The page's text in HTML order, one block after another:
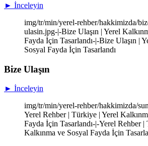
► İnceleyin
img/tr/min/yerel-rehber/hakkimizda/
ulasin.jpg-|-Bize Ulaşın | Yerel
Fayda İçin Tasarlandı-|-Bize Ulaşın |
Sosyal Fayda İçin Tasarlandı
Bize Ulaşın
► İnceleyin
img/tr/min/yerel-rehber/hakkimizda/
Yerel Rehber | Türkiye | Yerel
Fayda İçin Tasarlandı-|-Yerel Rehber |
Kalkınma ve Sosyal Fayda İçin